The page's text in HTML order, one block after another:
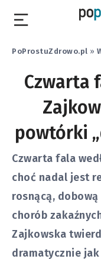
PoProstuZdrowo.pl »
Czwarta
powtórki
Czwarta fala
choć nadal jest
rosnącą,
chorób
Zajkowska
dramatycznie